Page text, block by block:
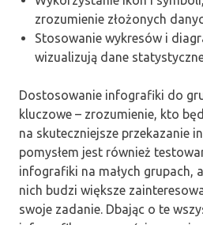
zrozumienie złożonych
Stosowanie wykresów i
wizualizują dane
Dostosowanie infografiki do
kluczowe – zrozumienie, kto
na skuteczniejsze przekazanie
pomysłem jest również
infografiki na małych grupach,
nich budzi większe
swoje zadanie. Dbając o te